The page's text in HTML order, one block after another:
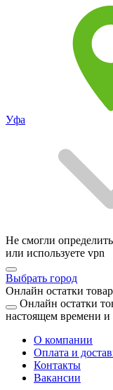
Уфа
Не смогли
или используете vpn
Выбрать город
Онлайн остатки
Онлайн остатки
настоящем времени и
О компании
Оплата и
Контакты
Вакансии